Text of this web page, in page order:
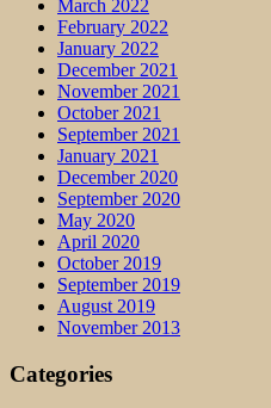
March 2022
February 2022
January 2022
December 2021
November 2021
October 2021
September 2021
January 2021
December 2020
September 2020
May 2020
April 2020
October 2019
September 2019
August 2019
November 2013
Categories